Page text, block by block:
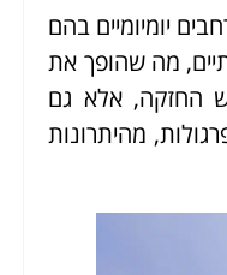
יומיומיים בהם
מה שהופך את
החזקה, אלא גם
מהיתרונות